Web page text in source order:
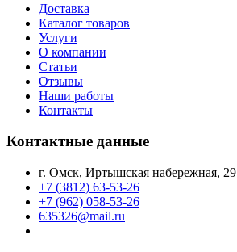
Доставка
Каталог товаров
Услуги
О компании
Статьи
Отзывы
Наши работы
Контакты
Контактные данные
г. Омск, Иртышская набережная, 29
+7 (3812) 63-53-26
+7 (962) 058-53-26
635326@mail.ru